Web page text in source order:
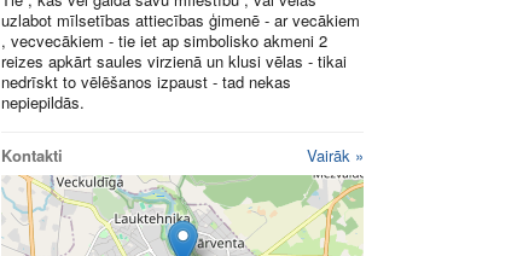
uzlabot mīlsetības attiecības ģimenē - ar vecākiem
, vecvecākiem - tie iet ap simbolisko akmeni 2
reizes apkārt saules virzienā un klusi vēlas - tikai
nedrīskt to vēlēšanos izpaust - tad nekas
nepiepildās.
Kontakti Vairāk »